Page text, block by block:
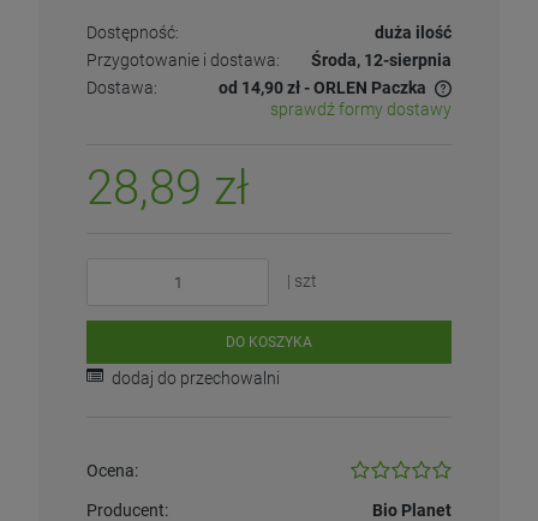
Dostępność:
duża ilość
Przygotowanie i dostawa:
Środa, 12-sierpnia
Dostawa:
od 14,90 zł- ORLEN Paczka
sprawdź formy dostawy
28,89 zł
| szt
DO KOSZYKA
dodaj do przechowalni
Ocena:
Producent: Bio Planet